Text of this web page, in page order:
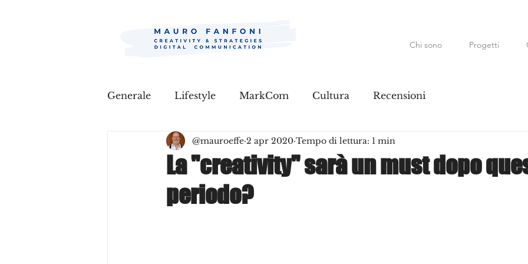
Chi sono Progetti
Generale Lifestyle MarkCom Cultura Recensioni
La "creativity" sarà un must dopo
periodo?
@mauroeffe 2 apr 2020 Tempo di lettura: 1 min